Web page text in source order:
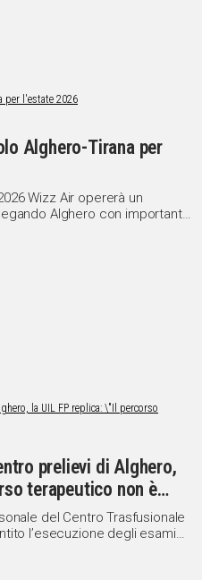
Alghero-Tirana per
Wizz Air opererà un
Alghero con importanti
prelievi di Alghero,
terapeutico non è
del Centro Trasfusionale
l’esecuzione degli esami
discussione la